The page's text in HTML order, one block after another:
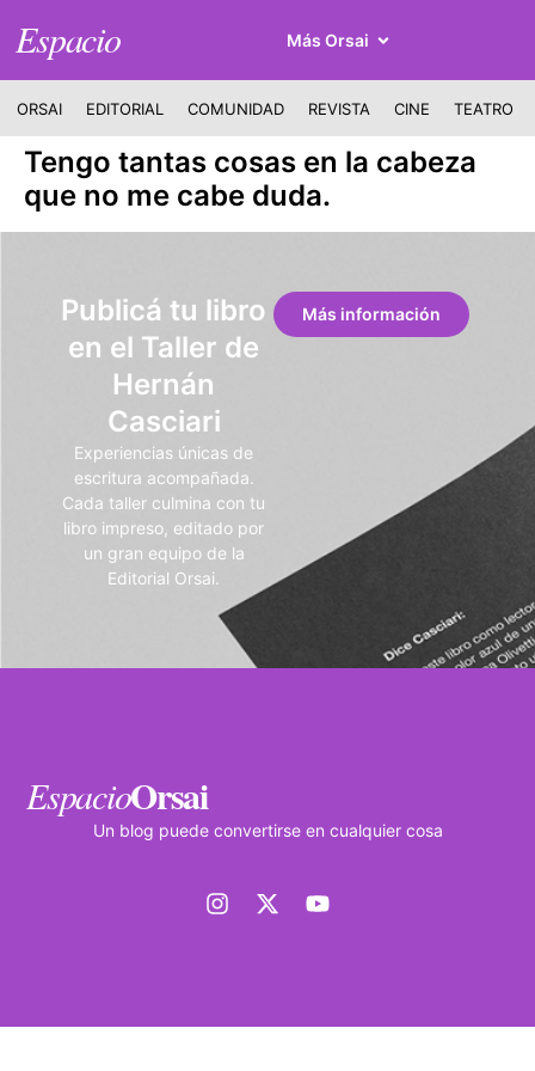
Espacio Más Orsai
ORSAI EDITORIAL COMUNIDAD REVISTA CINE TEATRO
Tengo tantas cosas en la cabeza
que no me cabe duda.
Publicá tu libro
en el Taller de
Hernán
Casciari
Experiencias únicas de
escritura acompañada.
Cada taller culmina con tu
libro impreso, editado por
un gran equipo de la
Editorial Orsai.
Más información
EspacioOrsai
Un blog puede convertirse en cualquier cosa